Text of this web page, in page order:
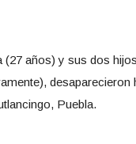
(27 años) y sus dos
Puebla.